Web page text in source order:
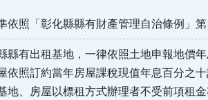
依照「彰化縣縣有財產管理自治條例」第
縣有出租基地，一律依照土地申報地價
依照訂約當年房屋課稅現值年息百分之十
地、房屋以標租方式辦理者不受前項租金